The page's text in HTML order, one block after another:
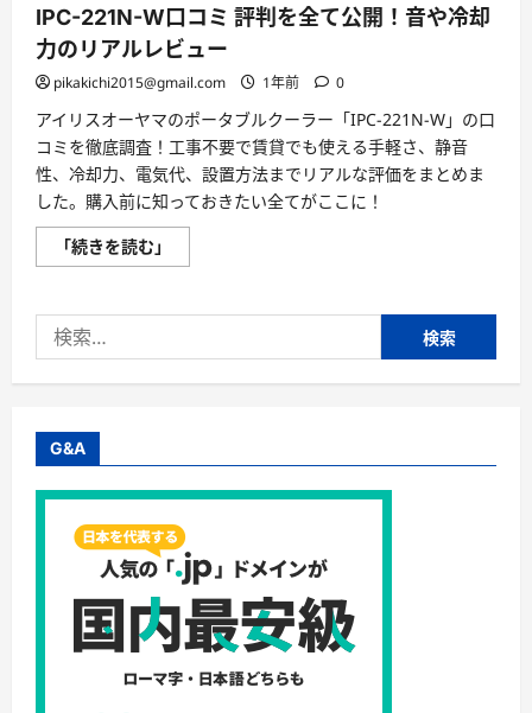
器
認
証
モ
デ
ル
か
ら
コ
ス
パ
最
強
機
で
比
つ
い
読
IPC-221N-W口コミ 評判を全て公開！音や冷却
力のリアルレビュー
pikakichi2015@gmail.com 1年前 0
アイリスオーヤマのポータブルクーラー「IPC-221N-W」の口
コミを徹底調査！工事不要で賃貸でも使える手軽さ、静音
性、冷却力、電気代、設置方法までリアルな評価をまとめま
した。購入前に知っておきたい全てがここに！
「続きを読む」
221N-
コ
判
音
冷
力
の
リ
ア
レ
ビ
ュ
ー
に
つ
索:
G&A